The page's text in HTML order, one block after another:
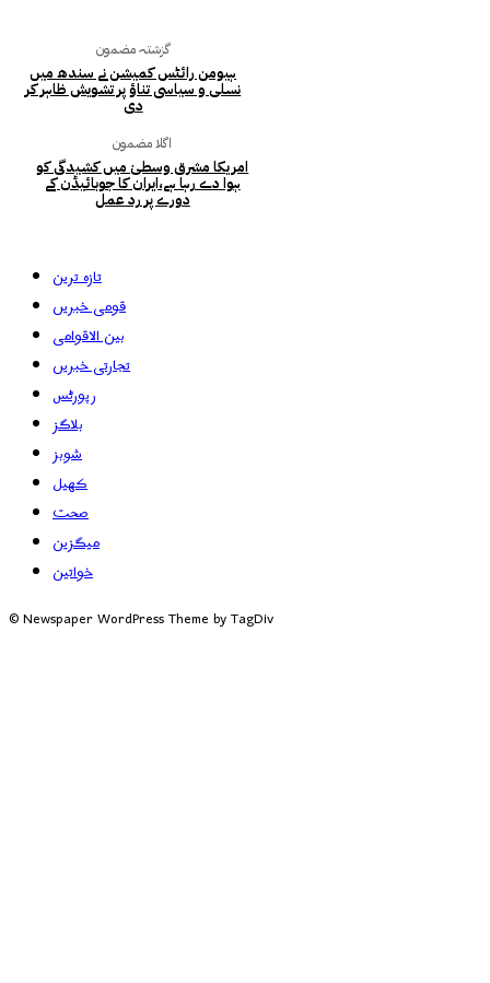
گزشتہ مضمون
ہیومن رائٹس کمیشن نے سندھ میں
نسلی و سیاسی تناؤ پر تشویش ظاہر کر
دی
اگلا مضمون
امریکا مشرق وسطیٰ میں کشیدگی کو
ہوا دے رہا ہے،ایران کا جوبائیڈن کے
دورے پر رد عمل
تازہ ترین
قومی خبریں
بین الاقوامی
تجارتی خبریں
رپورٹس
بلاگز
شوبز
کھیل
صحت
میگزین
خواتین
© Newspaper WordPress Theme by TagDiv